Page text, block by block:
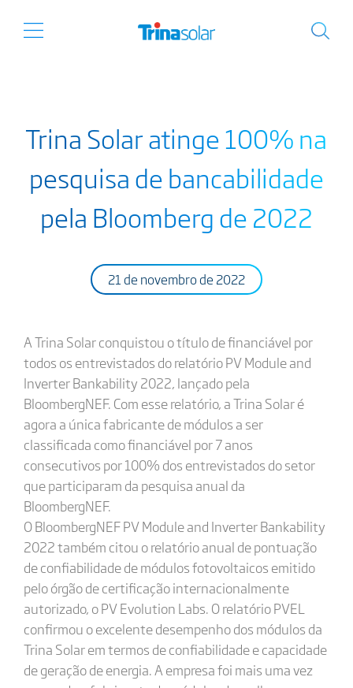
Trina Solar atinge 100% na
pesquisa de bancabilidade
pela Bloomberg de 2022
21 de novembro de 2022
A Trina Solar conquistou o título de financiável por
todos os entrevistados do relatório PV Module and
Inverter Bankability 2022, lançado pela
BloombergNEF. Com esse relatório, a Trina Solar é
agora a única fabricante de módulos a ser
classificada como financiável por 7 anos
consecutivos por 100% dos entrevistados do setor
que participaram da pesquisa anual da
BloombergNEF.
O BloombergNEF PV Module and Inverter Bankability
2022 também citou o relatório anual de pontuação
de confiabilidade de módulos fotovoltaicos emitido
pelo órgão de certificação internacionalmente
autorizado, o PV Evolution Labs. O relatório PVEL
confirmou o excelente desempenho dos módulos da
Trina Solar em termos de confiabilidade e capacidade
de geração de energia. A empresa foi mais uma vez